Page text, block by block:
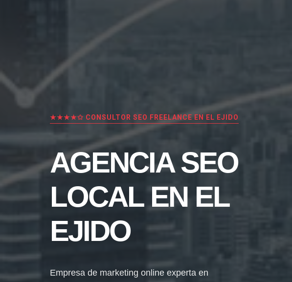
★★★★✩ CONSULTOR SEO FREELANCE EN EL EJIDO
AGENCIA SEO
LOCAL EN EL
EJIDO
Empresa de marketing online experta en